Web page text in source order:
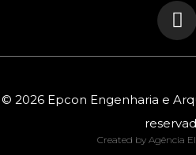
© 2026 Epcon Engenharia e
Created by Agência